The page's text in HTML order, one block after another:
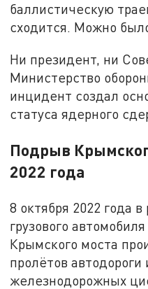
баллистическую
сходится. Можно
Ни президент, ни
Министерство
инцидент создал
статуса ядерного
Подрыв
2022 года
8 октября 2022 года
грузового
Крымского моста
пролётов автодороги
железнодорожных